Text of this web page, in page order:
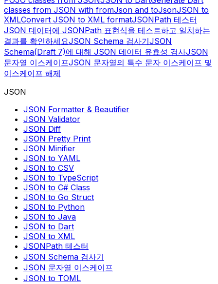
classes from JSON with fromJson and toJsonJSON to
XMLConvert JSON to XML formatJSONPath 테스터
JSON 데이터에 JSONPath 표현식을 테스트하고 일치하는
결과를 확인하세요JSON Schema 검사기JSON
Schema(Draft 7)에 대해 JSON 데이터 유효성 검사JSON
문자열 이스케이프JSON 문자열의 특수 문자 이스케이프 및
이스케이프 해제
JSON
JSON Formatter & Beautifier
JSON Validator
JSON Diff
JSON Pretty Print
JSON Minifier
JSON to YAML
JSON to CSV
JSON to TypeScript
JSON to C# Class
JSON to Go Struct
JSON to Python
JSON to Java
JSON to Dart
JSON to XML
JSONPath 테스터
JSON Schema 검사기
JSON 문자열 이스케이프
JSON to TOML